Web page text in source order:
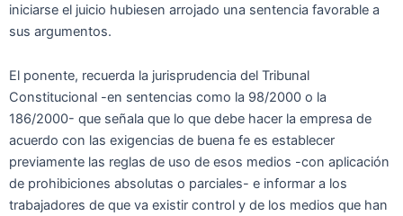
iniciarse el juicio hubiesen arrojado una sentencia favorable a
sus argumentos.
El ponente, recuerda la jurisprudencia del Tribunal
Constitucional -en sentencias como la 98/2000 o la
186/2000- que señala que lo que debe hacer la empresa de
acuerdo con las exigencias de buena fe es establecer
previamente las reglas de uso de esos medios -con aplicación
de prohibiciones absolutas o parciales- e informar a los
trabajadores de que va existir control y de los medios que han